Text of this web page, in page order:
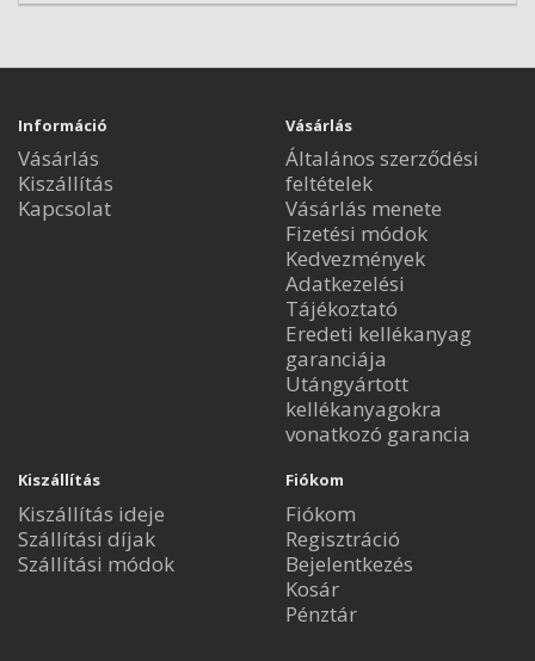
Információ
Vásárlás
Kiszállítás
Kapcsolat
Vásárlás
Általános szerződési
feltételek
Vásárlás menete
Fizetési módok
Kedvezmények
Adatkezelési
Tájékoztató
Eredeti kellékanyag
garanciája
Utángyártott
kellékanyagokra
vonatkozó garancia
Kiszállítás
Kiszállítás ideje
Szállítási díjak
Szállítási módok
Fiókom
Fiókom
Regisztráció
Bejelentkezés
Kosár
Pénztár